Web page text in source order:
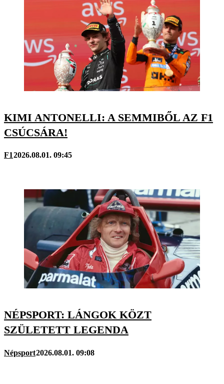
KIMI ANTONELLI: A SEMMIBŐL AZ F1
CSÚCSÁRA!
F12026.08.01. 09:45
NÉPSPORT: LÁNGOK KÖZT
SZÜLETETT LEGENDA
Népsport2026.08.01. 09:08